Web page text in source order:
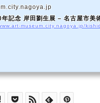
年記念 岸田劉生展 – 名古屋市美
museum.city.nagoya.jp/